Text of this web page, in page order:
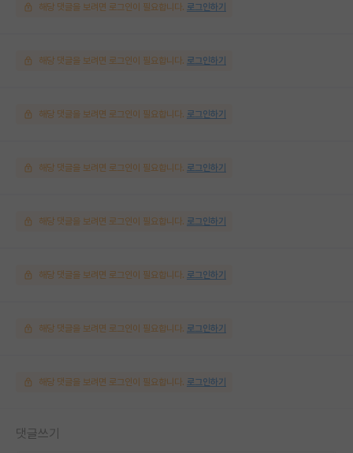
해당 댓글을 보려면 로그인이 필요합니다. 로그인하기
해당 댓글을 보려면 로그인이 필요합니다. 로그인하기
해당 댓글을 보려면 로그인이 필요합니다. 로그인하기
해당 댓글을 보려면 로그인이 필요합니다. 로그인하기
해당 댓글을 보려면 로그인이 필요합니다. 로그인하기
해당 댓글을 보려면 로그인이 필요합니다. 로그인하기
해당 댓글을 보려면 로그인이 필요합니다. 로그인하기
해당 댓글을 보려면 로그인이 필요합니다. 로그인하기
댓글쓰기